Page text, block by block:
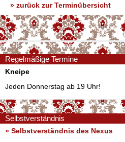
» zurück zur Terminübersicht
Regelmäßige Termine
Kneipe
Jeden Donnerstag ab 19 Uhr!
Selbstverständnis
» Selbstverständnis des Nexus